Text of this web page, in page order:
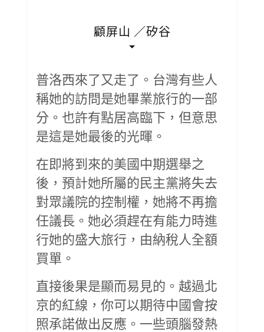
顧屏山 ／矽谷
普洛西來了又走了。台灣有些人
稱她的訪問是她畢業旅行的一部
分。也許有點居高臨下，但意思
是這是她最後的光暉。
在即將到來的美國中期選舉之
後，預計她所屬的民主黨將失去
對眾議院的控制權，她將不再擔
任議長。她必須趕在有能力時進
行她的盛大旅行，由納稅人全額
買單。
直接後果是顯而易見的。越過北
京的紅線，你可以期待中國會按
照承諾做出反應。一些頭腦發熱